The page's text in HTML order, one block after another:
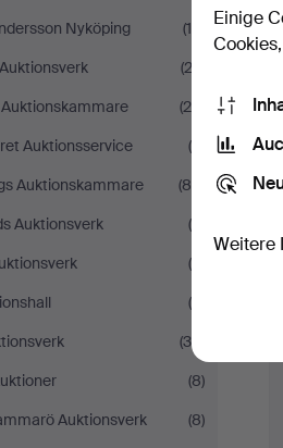
Nyköping
(14)
(23)
(24)
Auktionsservice
(5)
Auktionskammare
(89)
Auktionsverk
(8)
(6)
(4)
(39)
(8)
Auktionsverk
(8)
Einige
Weitere